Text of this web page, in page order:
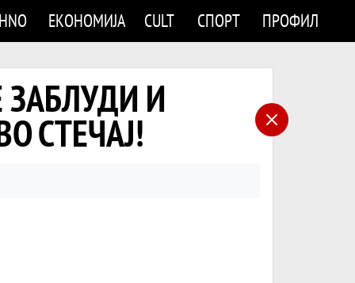
ЕКОНОМИЈА CULT СПОРТ ПРОФИЛ
ЗАБЛУДИ И
СТЕЧАЈ!